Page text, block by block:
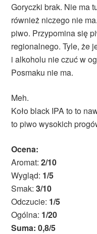
Goryczki brak. Nie ma
również niczego nie
piwo. Przypomina się
regionalnego. Tyle, że
i alkoholu nie czuć w
Posmaku nie ma.
Meh.
Koło black IPA to to
to piwo wysokich
Ocena:
Aromat:2/10
Wygląd: 1/5
Smak:3/10
Odczucie: 1/5
Ogólna: 1/20
Suma: 0,8/5